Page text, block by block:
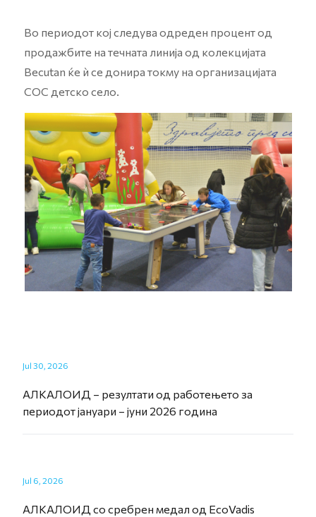
Во периодот кој следува одреден процент од
продажбите на течната линија од колекцијата
Becutan ќе ѝ се донира токму на организацијата
СОС детско село.
Jul 30, 2026
АЛКАЛОИД – резултати од работењето за
периодот јануари – јуни 2026 година
Jul 6, 2026
АЛКАЛОИД со сребрен медал од EcoVadis